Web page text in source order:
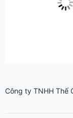
Điện thoại: